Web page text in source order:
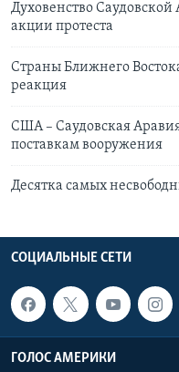
Духовенство
акции протеста
Страны Ближнего
реакция
США – Саудовская
поставкам вооружения
Десятка самых
СОЦИАЛЬНЫЕ СЕТИ
ГОЛОС АМЕРИКИ